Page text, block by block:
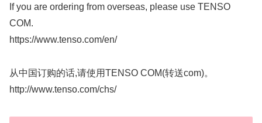
If you are ordering from overseas, please use TENSO
COM.
https://www.tenso.com/en/
从中国订购的话,请使用TENSO COM(转送com)。
http://www.tenso.com/chs/